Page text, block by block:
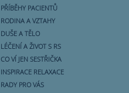
PŘÍBĚHY PACIENTŮ
RODINA A VZTAHY
DUŠE A TĚLO
LÉČENÍ A ŽIVOT S RS
CO VÍ JEN SESTŘIČKA
INSPIRACE RELAXACE
RADY PRO VÁS